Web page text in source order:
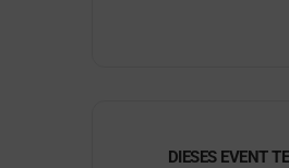
DIESES EVENT